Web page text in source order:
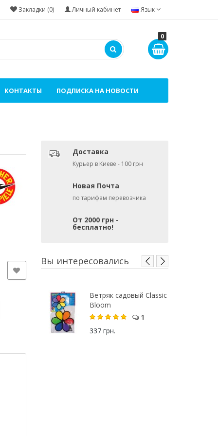
Язык
Личный кабинет
Закладки (0)
0
КОНТАКТЫ ПОДПИСКА НА НОВОСТИ
Доставка
Курьер в Киеве - 100 грн
Новая Почта
по тарифам перевозчика
От 2000 грн -
бесплатно!
Вы интересовались
Ветряк садовый Classic
Bloom
1
337 грн.